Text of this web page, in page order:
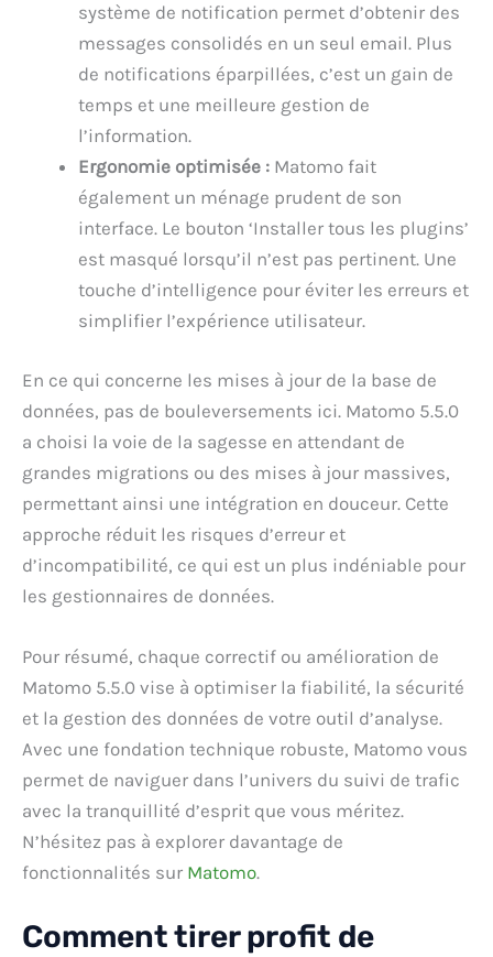
système de notification permet d’obtenir des
messages consolidés en un seul email. Plus
de notifications éparpillées, c’est un gain de
temps et une meilleure gestion de
l’information.
Ergonomie optimisée : Matomo fait
également un ménage prudent de son
interface. Le bouton ‘Installer tous les plugins’
est masqué lorsqu’il n’est pas pertinent. Une
touche d’intelligence pour éviter les erreurs et
simplifier l’expérience utilisateur.
En ce qui concerne les mises à jour de la base de
données, pas de bouleversements ici. Matomo 5.5.0
a choisi la voie de la sagesse en attendant de
grandes migrations ou des mises à jour massives,
permettant ainsi une intégration en douceur. Cette
approche réduit les risques d’erreur et
d’incompatibilité, ce qui est un plus indéniable pour
les gestionnaires de données.
Pour résumé, chaque correctif ou amélioration de
Matomo 5.5.0 vise à optimiser la fiabilité, la sécurité
et la gestion des données de votre outil d’analyse.
Avec une fondation technique robuste, Matomo vous
permet de naviguer dans l’univers du suivi de trafic
avec la tranquillité d’esprit que vous méritez.
N’hésitez pas à explorer davantage de
fonctionnalités sur Matomo.
Comment tirer profit de